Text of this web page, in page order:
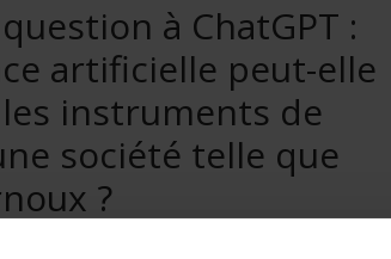
question à ChatGPT :
artificielle peut-elle
instruments de
société telle que
?